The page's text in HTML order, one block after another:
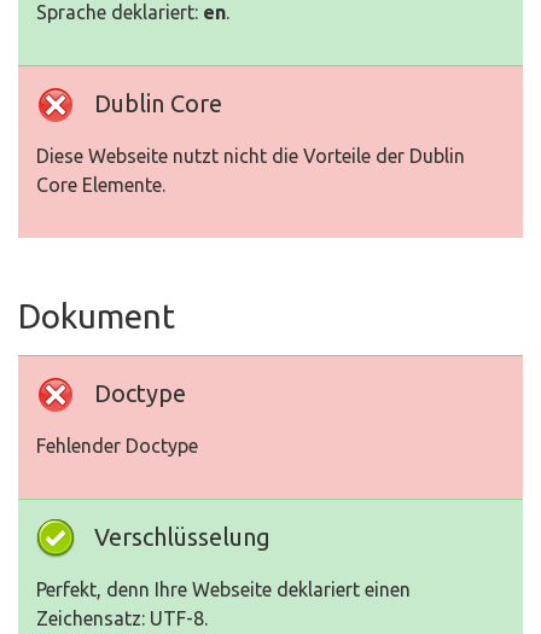
Sprache deklariert: en.
Dublin Core
Diese Webseite nutzt nicht die Vorteile der Dublin
Core Elemente.
Dokument
Doctype
Fehlender Doctype
Verschlüsselung
Perfekt, denn Ihre Webseite deklariert einen
Zeichensatz: UTF-8.